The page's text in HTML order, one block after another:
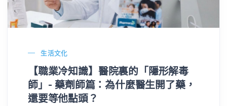
生活文化
【職業冷知識】醫院裏的「隱形解毒
師」- 藥劑師篇：為什麼醫生開了藥，
還要等他點頭？